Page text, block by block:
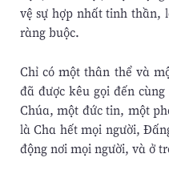
vệ sự hợp nhất tinh thần,
ràng buộc.
Chỉ có một thân thể và
đã được kêu gọi đến
Chúa, một đức tin, một
là Cha hết mọi người,
động nơi mọi người, và ở